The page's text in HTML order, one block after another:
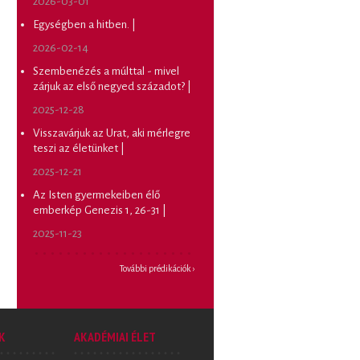
Egységben a hitben. |
2026-02-14
Szembenézés a múlttal - mivel
zárjuk az első negyed századot? |
2025-12-28
Visszavárjuk az Urat, aki mérlegre
teszi az életünket |
2025-12-21
Az Isten gyermekeiben élő
emberkép Genezis 1, 26-31 |
2025-11-23
További prédikációk ›
AKADÉMIAI ÉLET